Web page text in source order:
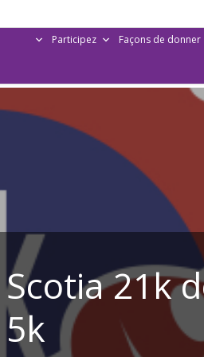
Participez Façons de donner
21k
5k